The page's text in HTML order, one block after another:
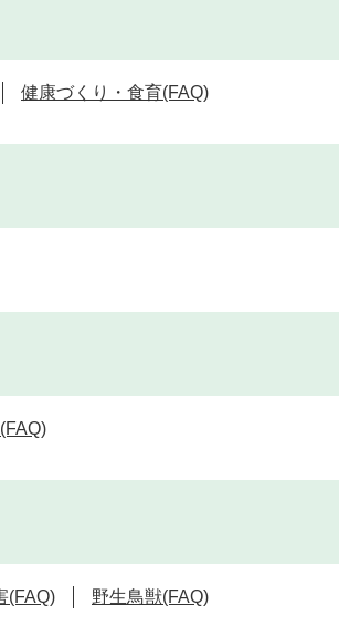
健康づくり・食育(FAQ)
(FAQ) 野生鳥獣(FAQ)